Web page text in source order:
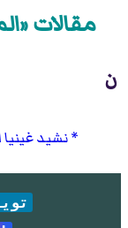
مقالات
ن
نشيد غينيا